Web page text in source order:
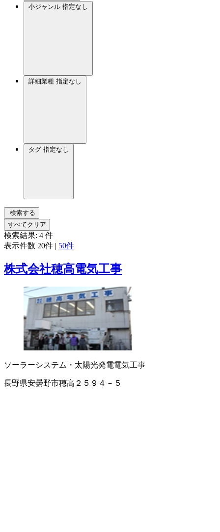
小ジャンル 指定なし
詳細業種 指定なし
タグ 指定なし
検索する
すべてクリア
検索結果: 4 件
表示件数 20件 | 50件
株式会社穂高電気工事
ソーラーシステム・太陽光発電電気工事
長野県安曇野市穂高２５９４－５